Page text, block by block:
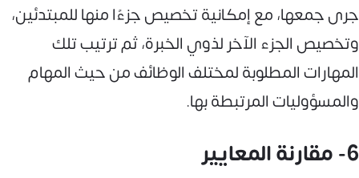
جرى جمعها، مع إمكانية تخصيص جزءًا منها للمبتدئين،
وتخصيص الجزء الآخر لذوي الخبرة، ثم ترتيب تلك
المهارات المطلوبة لمختلف الوظائف من حيث المهام
والمسؤوليات المرتبطة بها.
6- مقارنة المعايير